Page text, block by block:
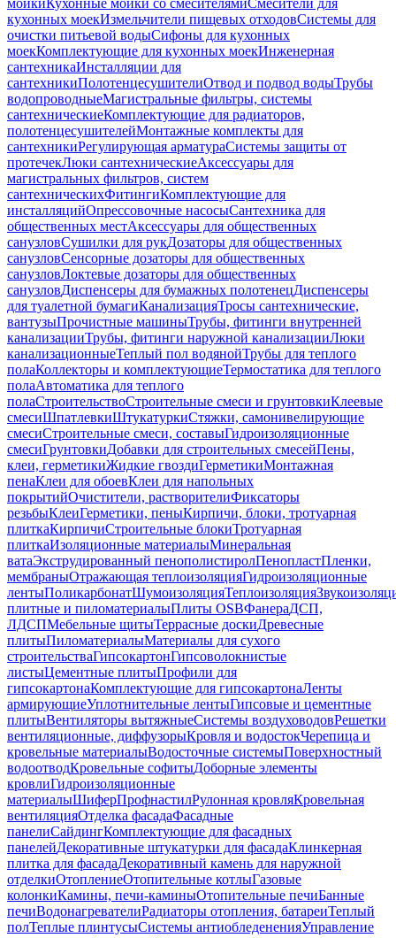
мойкиКухонные мойки со смесителямиСмесители для
кухонных моекИзмельчители пищевых отходовСистемы для
очистки питьевой водыСифоны для кухонных
моекКомплектующие для кухонных моекИнженерная
сантехникаИнсталляции для
сантехникиПолотенцесушителиОтвод и подвод водыТрубы
водопроводныеМагистральные фильтры, системы
сантехническиеКомплектующие для радиаторов,
полотенцесушителейМонтажные комплекты для
сантехникиРегулирующая арматураСистемы защиты от
протечекЛюки сантехническиеАксессуары для
магистральных фильтров, систем
сантехническихФитингиКомплектующие для
инсталляцийОпрессовочные насосыСантехника для
общественных местАксессуары для общественных
санузловСушилки для рукДозаторы для общественных
санузловСенсорные дозаторы для общественных
санузловЛоктевые дозаторы для общественных
санузловДиспенсеры для бумажных полотенецДиспенсеры
для туалетной бумагиКанализацияТросы сантехнические,
вантузыПрочистные машиныТрубы, фитинги внутренней
канализацииТрубы, фитинги наружной канализацииЛюки
канализационныеТеплый пол водянойТрубы для теплого
полаКоллекторы и комплектующиеТермостатика для теплого
полаАвтоматика для теплого
полаСтроительствоСтроительные смеси и грунтовкиКлеевые
смесиШпатлевкиШтукатуркиСтяжки, самонивелирующие
смесиСтроительные смеси, составыГидроизоляционные
смесиГрунтовкиДобавки для строительных смесейПены,
клеи, герметикиЖидкие гвоздиГерметикиМонтажная
пенаКлеи для обоевКлеи для напольных
покрытийОчистители, растворителиФиксаторы
резьбыКлеиГерметики, пеныКирпичи, блоки, тротуарная
плиткаКирпичиСтроительные блокиТротуарная
плиткаИзоляционные материалыМинеральная
ватаЭкструдированный пенополистиролПенопластПленки,
мембраныОтражающая теплоизоляцияГидроизоляционные
лентыПоликарбонатШумоизоляцияТеплоизоляция
плитные и пиломатериалыПлиты OSBФанераДСП,
ЛДСПМебельные щитыТеррасные доскиДревесные
плитыПиломатериалыМатериалы для сухого
строительстваГипсокартонГипсоволокнистые
листыЦементные плитыПрофили для
гипсокартонаКомплектующие для гипсокартонаЛенты
армирующиеУплотнительные лентыГипсовые и цементные
плитыВентиляторы вытяжныеСистемы воздуховодовРешетки
вентиляционные, диффузорыКровля и водостокЧерепица и
кровельные материалыВодосточные системыПоверхностный
водоотводКровельные софитыДоборные элементы
кровлиГидроизоляционные
материалыШиферПрофнастилРулонная кровляКровельная
вентиляцияОтделка фасадаФасадные
панелиСайдингКомплектующие для фасадных
панелейДекоративные штукатурки для фасадаКлинкерная
плитка для фасадаДекоративный камень для наружной
отделкиОтоплениеОтопительные котлыГазовые
колонкиКамины, печи-каминыОтопительные печиБанные
печиВодонагревателиРадиаторы отопления, батареиТеплый
полТеплые плинтусыСистемы антиобледененияУправление